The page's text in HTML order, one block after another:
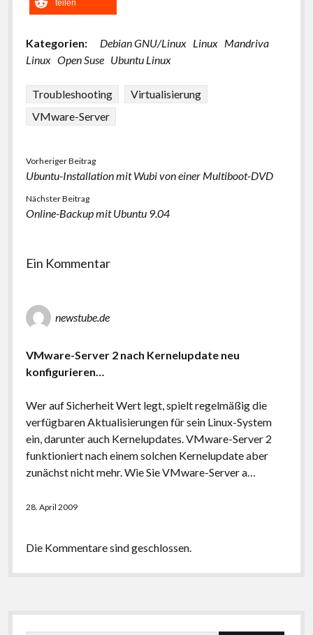
teilen
Kategorien: Debian GNU/Linux Linux Mandriva
Linux Open Suse Ubuntu Linux
Troubleshooting
Virtualisierung
VMware-Server
Vorheriger Beitrag
Ubuntu-Installation mit Wubi von einer Multiboot-DVD
Nächster Beitrag
Online-Backup mit Ubuntu 9.04
Ein Kommentar
newstube.de
VMware-Server 2 nach Kernelupdate neu
konfigurieren…
Wer auf Sicherheit Wert legt, spielt regelmäßig die
verfügbaren Aktualisierungen für sein Linux-System
ein, darunter auch Kernelupdates. VMware-Server 2
funktioniert nach einem solchen Kernelupdate aber
zunächst nicht mehr. Wie Sie VMware-Server a…
28. April 2009
Die Kommentare sind geschlossen.
Seitenleiste